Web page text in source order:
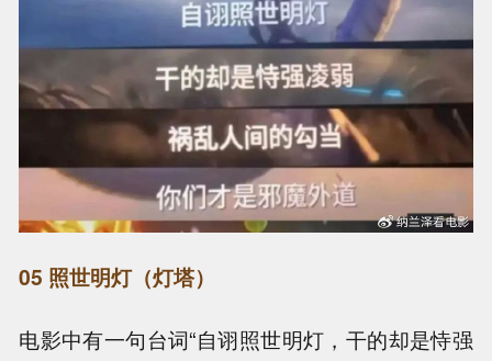
05 照世明灯（灯塔）
电影中有一句台词“自诩照世明灯，干的却是恃强